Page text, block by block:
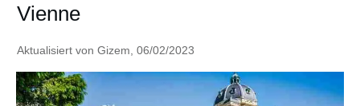
Vienne
Aktualisiert von Gizem 06/02/2023